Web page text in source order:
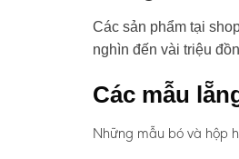
Các sản phẩm tại
nghìn đến vài triệu
Các mẫu
Những mẫu bó và hộp